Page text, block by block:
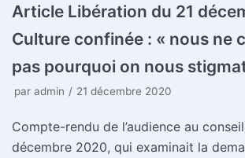
Article Libération du 21
Culture confinée : « nous ne
pas pourquoi on nous
par admin 21 décembre 2020
Compte-rendu de l’audience au
décembre 2020, qui examinait la